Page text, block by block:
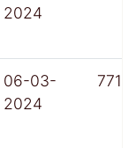
2024
06-03-
2024
771